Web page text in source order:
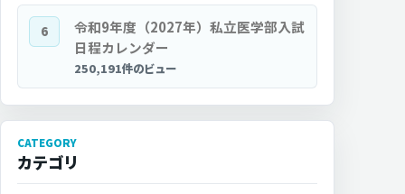
6
令和9年度（2027年）私立医学部入試
日程カレンダー
250,191件のビュー
CATEGORY
カテゴリ